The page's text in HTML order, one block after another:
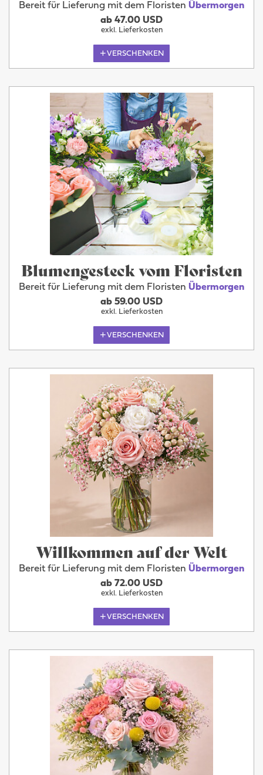
Bereit für Lieferung mit dem Floristen Übermorgen
ab 47.00 USD
exkl. Lieferkosten
VERSCHENKEN
Blumengesteck vom Floristen
Bereit für Lieferung mit dem Floristen Übermorgen
ab 59.00 USD
exkl. Lieferkosten
VERSCHENKEN
Willkommen auf der Welt
Bereit für Lieferung mit dem Floristen Übermorgen
ab 72.00 USD
exkl. Lieferkosten
VERSCHENKEN